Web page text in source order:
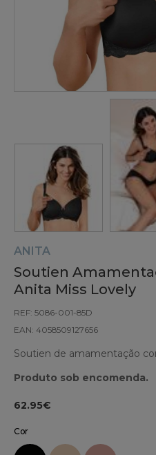
ANITA
Soutien
Anita Miss Lovely
REF: 5086-001-85D
EAN: 4058509127656
Soutien de amamentação
Produto sob encomenda.
62.95€
Cor